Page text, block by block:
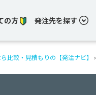
の方 発注先を探す
比較・見積もりの【発注ナビ】 ›